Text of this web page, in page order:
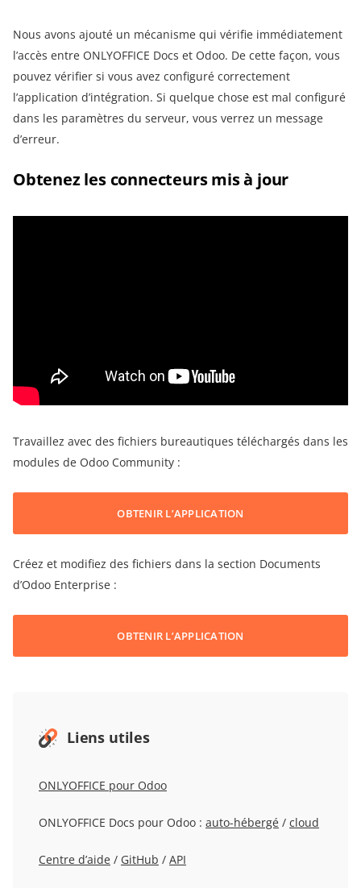
Nous avons ajouté un mécanisme qui vérifie immédiatement
l’accès entre ONLYOFFICE Docs et Odoo. De cette façon, vous
pouvez vérifier si vous avez configuré correctement
l’application d’intégration. Si quelque chose est mal configuré
dans les paramètres du serveur, vous verrez un message
d’erreur.
Obtenez les connecteurs mis à jour
Travaillez avec des fichiers bureautiques téléchargés dans les
modules de Odoo Community :
OBTENIR L’APPLICATION
Créez et modifiez des fichiers dans la section Documents
d’Odoo Enterprise :
OBTENIR L’APPLICATION
Liens utiles
ONLYOFFICE pour Odoo
ONLYOFFICE Docs pour Odoo : auto-hébergé / cloud
Centre d’aide / GitHub / API